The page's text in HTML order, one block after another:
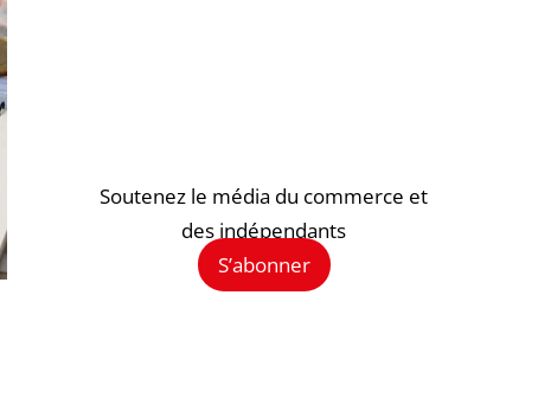
Soutenez le média du commerce et
des indépendants
S’abonner